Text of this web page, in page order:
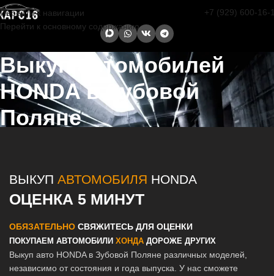
Перейти к навигации
Перейти к основному содержанию
+7 (929) 600-16-
Выкуп автомобилей
HONDA в Зубовой
Поляне
ВЫКУП АВТОМОБИЛЯ HONDA
ОЦЕНКА 5 МИНУТ
ОБЯЗАТЕЛЬНО СВЯЖИТЕСЬ ДЛЯ ОЦЕНКИ
ПОКУПАЕМ АВТОМОБИЛИ ХОНДА ДОРОЖЕ ДРУГИХ
Выкуп авто HONDA в Зубовой Поляне различных моделей,
независимо от состояния и года выпуска. У нас сможете